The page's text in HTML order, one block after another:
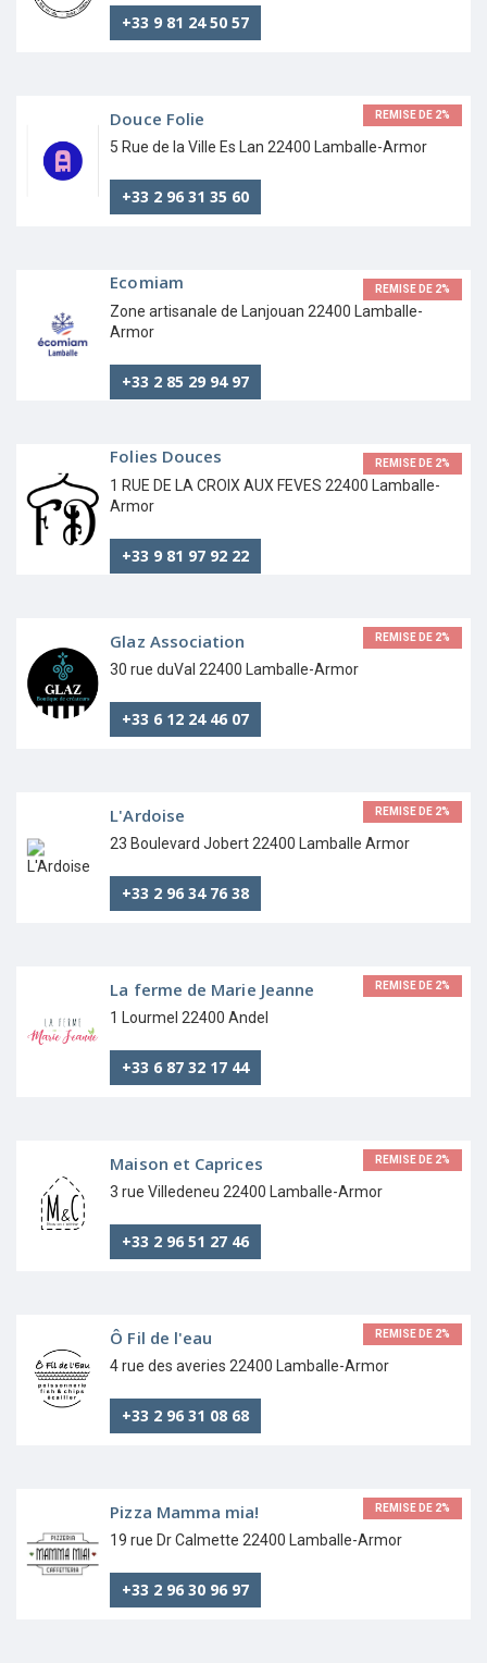
+33 9 81 24 50 57
REMISE DE 2%
Douce Folie
5 Rue de la Ville Es Lan 22400 Lamballe-Armor
+33 2 96 31 35 60
REMISE DE 2%
Ecomiam
Zone artisanale de Lanjouan 22400 Lamballe-
Armor
+33 2 85 29 94 97
REMISE DE 2%
Folies Douces
1 RUE DE LA CROIX AUX FEVES 22400 Lamballe-
Armor
+33 9 81 97 92 22
REMISE DE 2%
Glaz Association
30 rue duVal 22400 Lamballe-Armor
+33 6 12 24 46 07
REMISE DE 2%
L'Ardoise
23 Boulevard Jobert 22400 Lamballe Armor
+33 2 96 34 76 38
REMISE DE 2%
La ferme de Marie Jeanne
1 Lourmel 22400 Andel
+33 6 87 32 17 44
REMISE DE 2%
Maison et Caprices
3 rue Villedeneu 22400 Lamballe-Armor
+33 2 96 51 27 46
REMISE DE 2%
Ô Fil de l'eau
4 rue des averies 22400 Lamballe-Armor
+33 2 96 31 08 68
REMISE DE 2%
Pizza Mamma mia!
19 rue Dr Calmette 22400 Lamballe-Armor
+33 2 96 30 96 97